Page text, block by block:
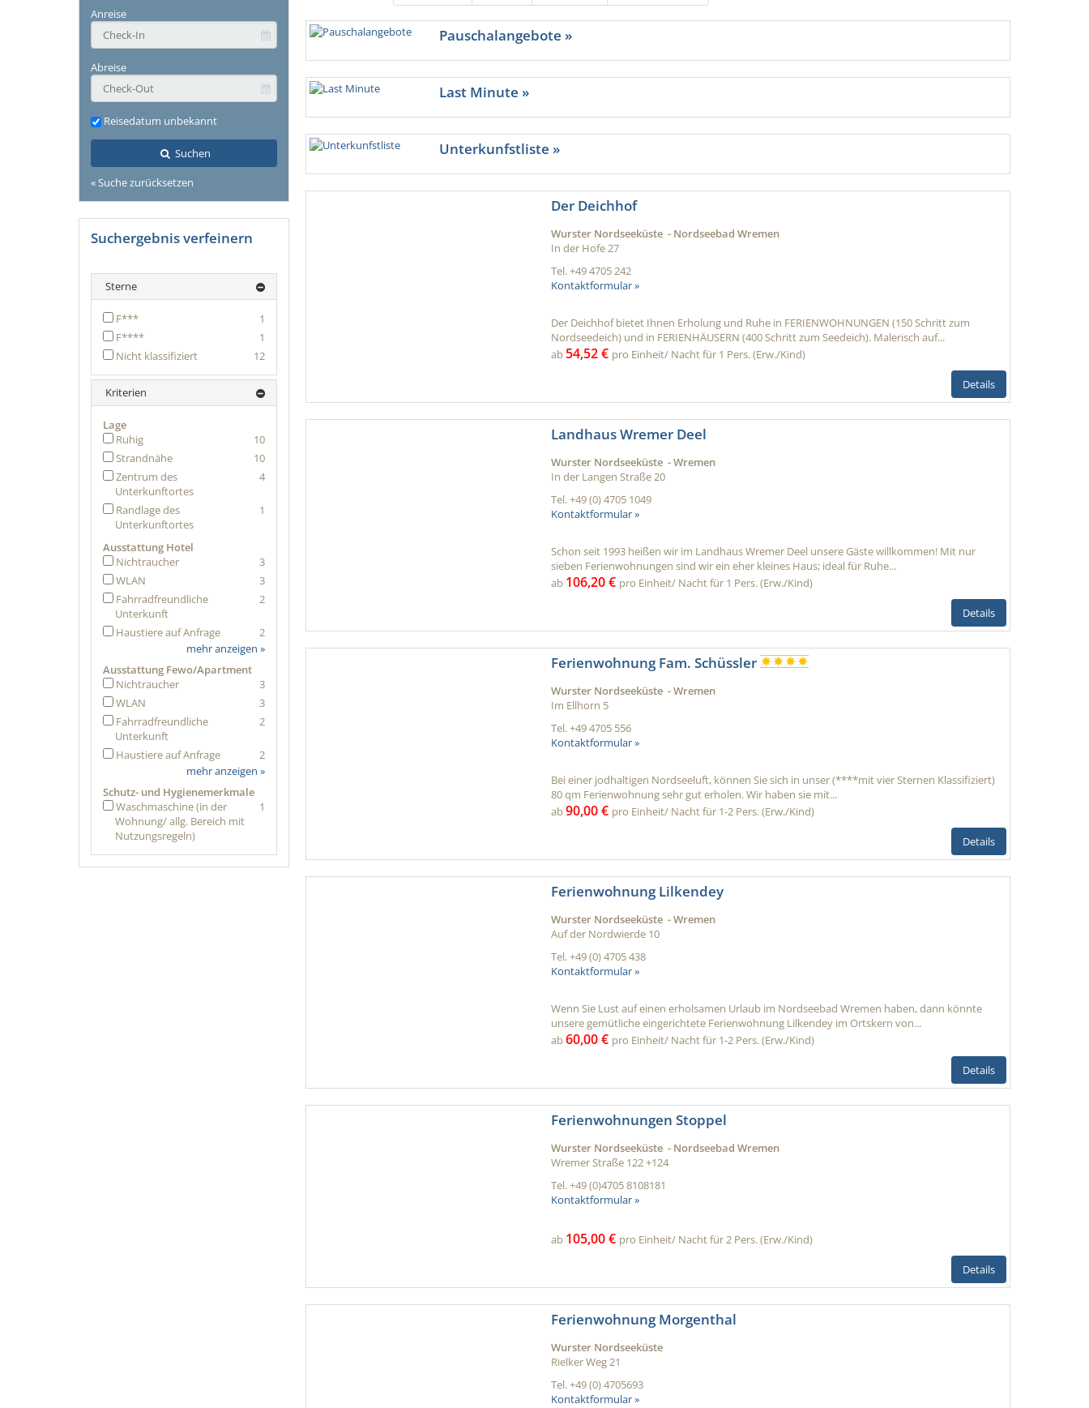
Pauschalangebote »
Last Minute »
Unterkunfstliste »
Der Deichhof
Wurster Nordseeküste - Nordseebad Wremen
In der Hofe 27
Tel.+49 4705 242
Kontaktformular »
Der Deichhof bietet Ihnen Erholung und Ruhe in FERIENWOHNUNGEN (150 Schritt zum
Nordseedeich) und in FERIENHÄUSERN (400 Schritt zum Seedeich). Malerisch auf...
ab54,52 € pro Einheit/ Nacht für 1 Pers. (Erw./Kind)
Details
Landhaus Wremer Deel
Wurster Nordseeküste - Wremen
In der Langen Straße 20
Tel.+49 (0) 4705 1049
Kontaktformular »
Schon seit 1993 heißen wir im Landhaus Wremer Deel unsere Gäste willkommen! Mit nur
sieben Ferienwohnungen sind wir ein eher kleines Haus; ideal für Ruhe...
ab 106,20 € pro Einheit/ Nacht für 1 Pers. (Erw./Kind)
Details
Ferienwohnung Fam. Schüssler
Wurster Nordseeküste - Wremen
Im Ellhorn 5
Tel.+49 4705 556
Kontaktformular »
Bei einer jodhaltigen Nordseeluft, können Sie sich in unser (****mit vier Sternen Klassifiziert)
80 qm Ferienwohnung sehr gut erholen. Wir haben sie mit...
ab90,00 € pro Einheit/ Nacht für 1-2 Pers. (Erw./Kind)
Details
Ferienwohnung Lilkendey
Wurster Nordseeküste - Wremen
Auf der Nordwierde 10
Tel.+49 (0) 4705 438
Kontaktformular »
Wenn Sie Lust auf einen erholsamen Urlaub im Nordseebad Wremen haben, dann könnte
unsere gemütliche eingerichtete Ferienwohnung Lilkendey im Ortskern von...
ab60,00 € pro Einheit/ Nacht für 1-2 Pers. (Erw./Kind)
Details
Ferienwohnungen Stoppel
Wurster Nordseeküste - Nordseebad Wremen
Wremer Straße 122 +124
Tel.+49 (0)4705 8108181
Kontaktformular »
ab 105,00 € pro Einheit/ Nacht für 2 Pers. (Erw./Kind)
Details
Ferienwohnung Morgenthal
Wurster Nordseeküste
Rielker Weg 21
Tel.+49 (0) 4705693
Kontaktformular »
results.
Anreise
Abreise
Reisedatum unbekannt
Suchen
« Suche zurücksetzen
Suchergebnis verfeinern
Sterne
1
F***
1
F****
12
Nicht klassifiziert
Kriterien
Lage
10
Ruhig
10
Strandnähe
4
Zentrum des
Unterkunftortes
1
Randlage des
Unterkunftortes
Ausstattung Hotel
3
Nichtraucher
3
WLAN
2
Fahrradfreundliche
Unterkunft
2
Haustiere auf Anfrage
mehr anzeigen »
Ausstattung Fewo/Apartment
3
Nichtraucher
3
WLAN
2
Fahrradfreundliche
Unterkunft
2
Haustiere auf Anfrage
mehr anzeigen »
Schutz- und Hygienemerkmale
1
Waschmaschine (in der
Wohnung/ allg. Bereich mit
Nutzungsregeln)